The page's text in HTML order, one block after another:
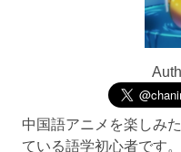
中国語アニメを楽しみ
ている語学初心者です